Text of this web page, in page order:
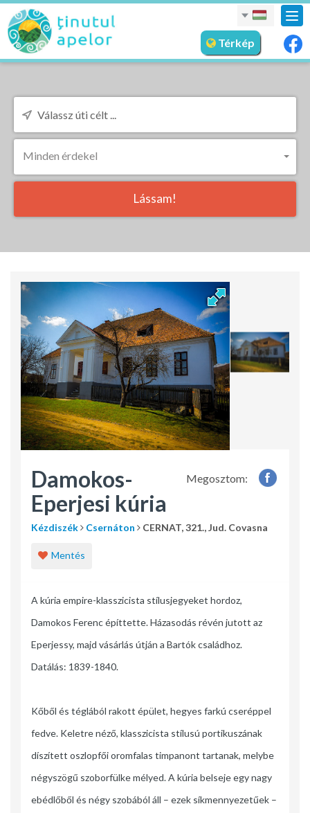
Térkép
Minden érdekel
Lássam!
Megosztom:
Damokos-
Eperjesi kúria
Kézdiszék Csernáton CERNAT, 321., Jud. Covasna
Mentés
A kúria empire-klasszicista stílusjegyeket hordoz,
Damokos Ferenc építtette. Házasodás révén jutott az
Eperjessy, majd vásárlás útján a Bartók családhoz.
Datálás: 1839-1840.
Kőből és téglából rakott épület, hegyes farkú cseréppel
fedve. Keletre néző, klasszicista stílusú portikuszának
díszített oszlopfői oromfalas timpanont tartanak, melybe
négyszögű szoborfülke mélyed. A kúria belseje egy nagy
ebédlőből és négy szobából áll – ezek síkmennyezetűek –